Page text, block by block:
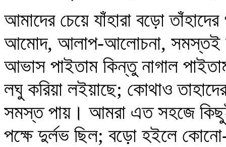
আমাদের চেয়ে যাঁহারা বড়ো
আমোদ, আলাপ-আলোচনা, সমস্তই
আভাস পাইতাম কিন্তু নাগাল
লঘু করিয়া লইয়াছে; কোথাও
সমস্ত পায়। আমরা এত সহজে
পক্ষে দুর্লভ ছিল; বড়ো হইলে